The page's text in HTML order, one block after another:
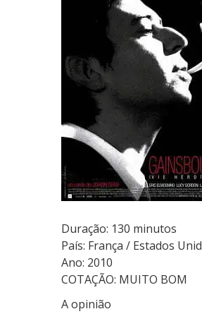
b
r
g
O
H
o
m
e
m
Q
u
e
Duração: 130 minutos
País: França / Estados
Ano: 2010
COTAÇÃO: MUITO BOM
A opinião